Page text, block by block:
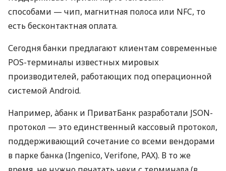
способами — чип, магнитная полоса или NFC, то
есть бесконтактная оплата.
Сегодня банки предлагают клиентам современные
POS-терминалы известных мировых
производителей, работающих под операционной
системой Android.
Например, àбанк и ПриватБанк разработали JSON-
протокол — это единственный кассовый протокол,
поддерживающий сочетание со всеми вендорами
в парке банка (Ingenico, Verifone, PAX). В то же